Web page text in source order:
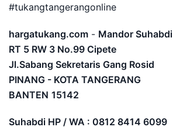
#tukangtangerangonline
hargatukang.com - Mandor Suhabdi
RT 5 RW 3 No.99 Cipete
Jl.Sabang Sekretaris Gang Rosid
PINANG - KOTA TANGERANG
BANTEN 15142
Suhabdi HP / WA : 0812 8414 6099